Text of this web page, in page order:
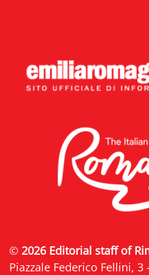
© 2026 Editorial staff of
Piazzale Federico Fellini, 3